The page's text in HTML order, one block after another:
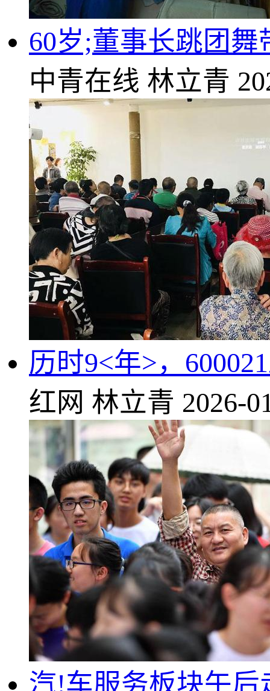
60岁;董事长跳团
中青在线 林立青
历时9<年>，
红网 林立青 2026-
汽!车服务板块午